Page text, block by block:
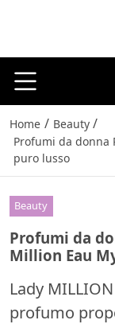
Home / Beauty /
Profumi da donna
puro lusso
Beauty
Profumi da
Million Eau
Lady
profumo